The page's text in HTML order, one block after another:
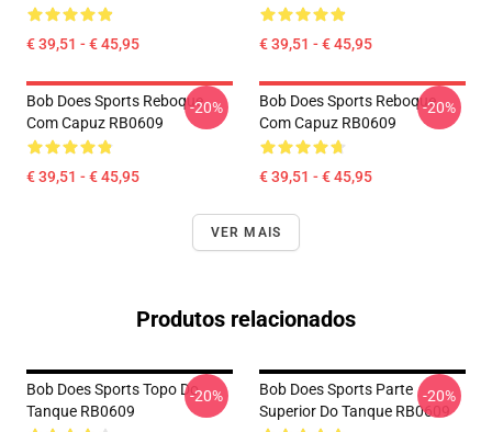
€ 39,51 - € 45,95 € 39,51 - € 45,95
Bob Does Sports Reboque
Com Capuz RB0609
€ 39,51 - € 45,95
-20%
Bob Does Sports Reboque
Com Capuz RB0609
€ 39,51 - € 45,95
-20%
VER MAIS
Produtos relacionados
Bob Does Sports Topo Do
Tanque RB0609
-20%
Bob Does Sports Parte
Superior Do Tanque RB0609
-20%